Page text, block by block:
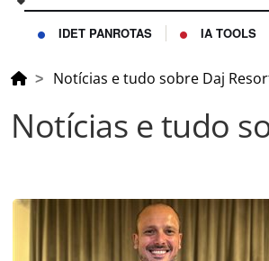
IDET PANROTAS IA TOOLS
Notícias e tudo sobre Daj
Notícias e tudo